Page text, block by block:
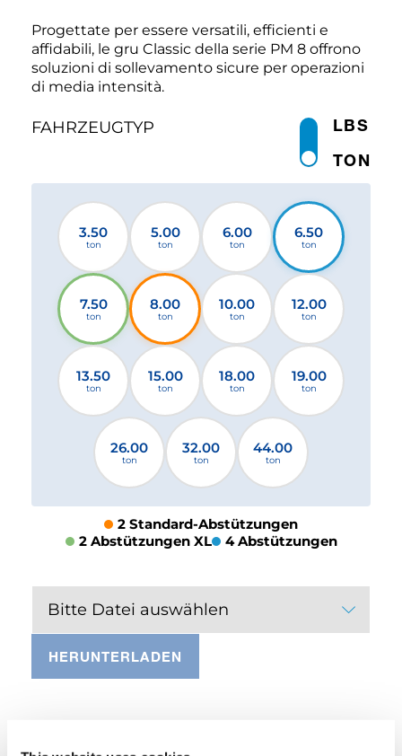
Progettate per essere versatili, efficienti e
affidabili, le gru Classic della serie PM 8 offrono
soluzioni di sollevamento sicure per operazioni
di media intensità.
FAHRZEUGTYP
TON
LBS
3.50
ton
5.00
ton
6.00
ton
6.50
ton
7.50
ton
8.00
ton
10.00
ton
12.00
ton
13.50
ton
15.00
ton
18.00
ton
19.00
ton
26.00
ton
32.00
ton
44.00
ton
2 Standard-Abstützungen
2 Abstützungen XL
4 Abstützungen
Bitte Datei auswählen
HERUNTERLADEN